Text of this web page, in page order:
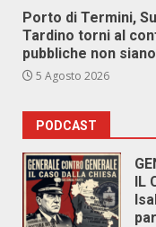
Porto di Termini,
Tardino torni al
pubbliche non
5 Agosto 2026
PODCAST
IL